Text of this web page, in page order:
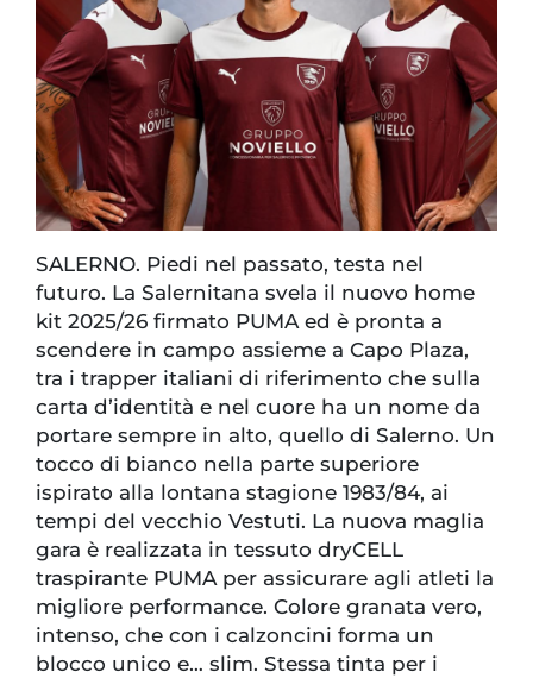
SALERNO. Piedi nel passato, testa nel
futuro. La Salernitana svela il nuovo home
kit 2025/26 firmato PUMA ed è pronta a
scendere in campo assieme a Capo Plaza,
tra i trapper italiani di riferimento che sulla
carta d’identità e nel cuore ha un nome da
portare sempre in alto, quello di Salerno. Un
tocco di bianco nella parte superiore
ispirato alla lontana stagione 1983/84, ai
tempi del vecchio Vestuti. La nuova maglia
gara è realizzata in tessuto dryCELL
traspirante PUMA per assicurare agli atleti la
migliore performance. Colore granata vero,
intenso, che con i calzoncini forma un
blocco unico e… slim. Stessa tinta per i